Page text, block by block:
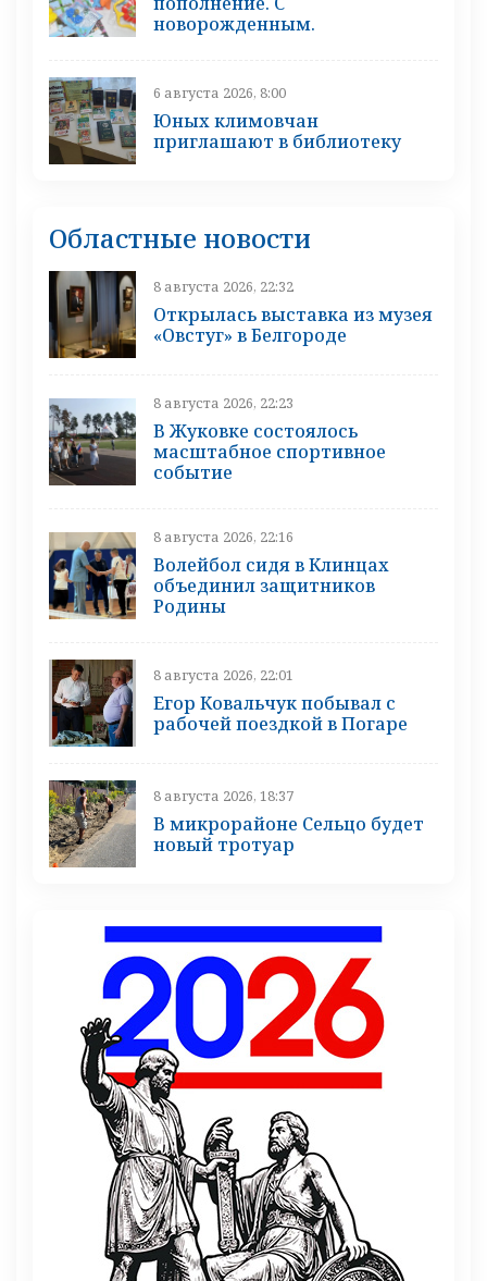
новорожденным.
6 августа 2026, 8:00
Юных климовчан
приглашают в библиотеку
Областные новости
8 августа 2026, 22:32
Открылась выставка из музея
«Овстуг» в Белгороде
8 августа 2026, 22:23
В Жуковке состоялось
масштабное спортивное
событие
8 августа 2026, 22:16
Волейбол сидя в Клинцах
объединил защитников
Родины
8 августа 2026, 22:01
Егор Ковальчук побывал с
рабочей поездкой в Погаре
8 августа 2026, 18:37
В микрорайоне Сельцо будет
новый тротуар